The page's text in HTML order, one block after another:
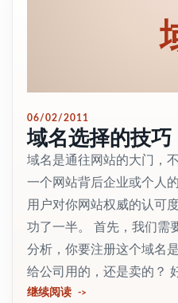
06/02/2011
域名选择的技巧
域名是通往网站的大门，
一个网站背后企业或个人
用户对你网站权威的认可
功了一半。 首先，我们需
分析，你要注册这个域名
给公司用的，还是卖的？
继续阅读